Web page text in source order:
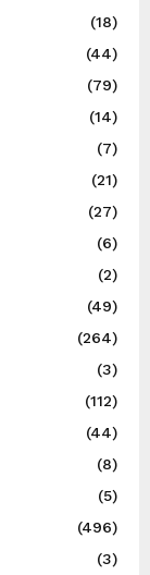
(18)
(44)
(79)
(14)
(7)
(21)
(27)
(6)
(2)
(49)
(264)
(3)
(112)
(44)
(8)
(5)
(496)
(3)